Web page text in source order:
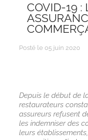
Depuis le début de
restaurateurs
assureurs refusent
les indemniser des
leurs
COVID-19 :
Posté le 05 juin 2020